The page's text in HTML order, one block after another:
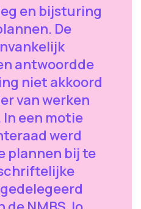
en bijsturing
De
antwoordde
niet akkoord
van werken
een motie
werd
plannen bij te